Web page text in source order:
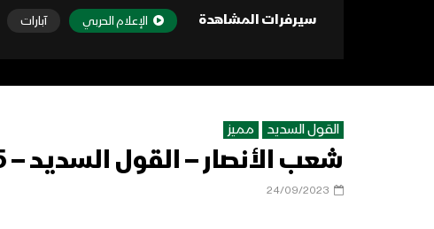
سيرفرات المشاهدة الإعلام الحربي آبارات
القول السديد مميز
شعب الأنصار – القول السديد – 1445هـ
24/09/2023